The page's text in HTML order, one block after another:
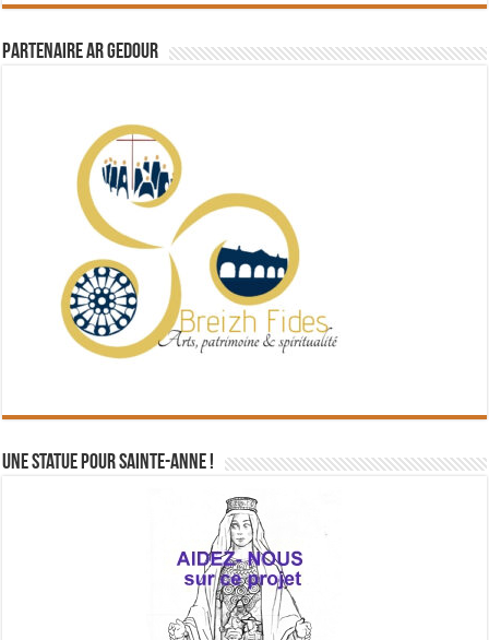
Partenaire Ar Gedour
Une statue pour Sainte-Anne !